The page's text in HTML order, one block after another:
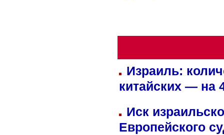
Израиль:
китайских — на
Иск
Европейского